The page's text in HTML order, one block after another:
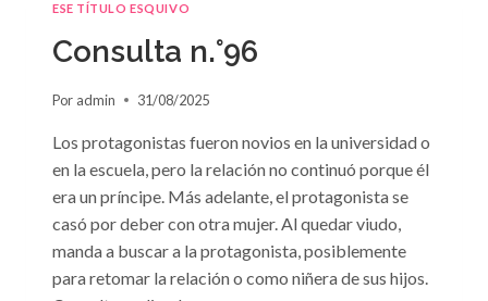
OLVIDO»
SUSAN
ESE TÍTULO ESQUIVO
Consulta n.°96
Por admin 31/08/2025
Los protagonistas fueron novios en la universidad o
en la escuela, pero la relación no continuó porque él
era un príncipe. Más adelante, el protagonista se
casó por deber con otra mujer. Al quedar viudo,
manda a buscar a la protagonista, posiblemente
para retomar la relación o como niñera de sus hijos.